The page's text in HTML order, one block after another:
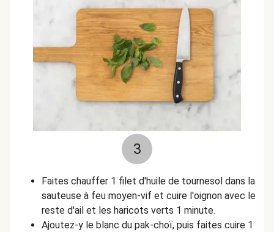
3
Faites chauffer 1 filet d'huile de tournesol dans la
sauteuse à feu moyen-vif et cuire l'oignon avec le
reste d'ail et les haricots verts 1 minute.
Ajoutez-y le blanc du pak-choï, puis faites cuire 1